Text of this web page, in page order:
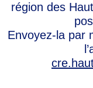
région des
Envoyez-la par